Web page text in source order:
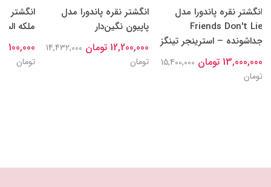
انگشتر نقره پاندورا مدل
Friends Don't Lie
جداشونده – استرینجر تینگز
13,000,000 تومان
15,400,000
تومان
انگشتر نقره پاندورا مدل
پاپیون نگین‌دار
12,200,000 تومان
14,432,000
تومان
انگشتر
ملکه
15,100,000
تومان